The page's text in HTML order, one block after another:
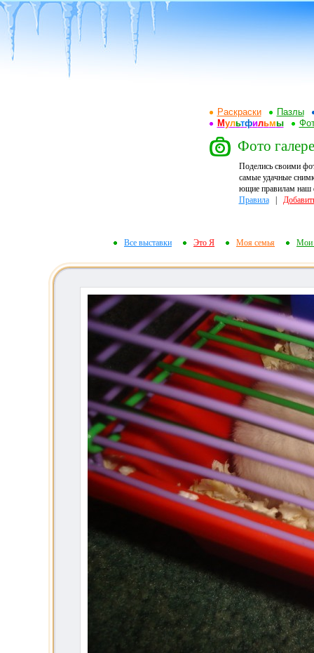
Раскраски
Пазлы
Мультфильмы
Фото
Поделись своими
самые удачные
ющие правилам наш
Правила|
Все выставки Это Я Моя семья Мои